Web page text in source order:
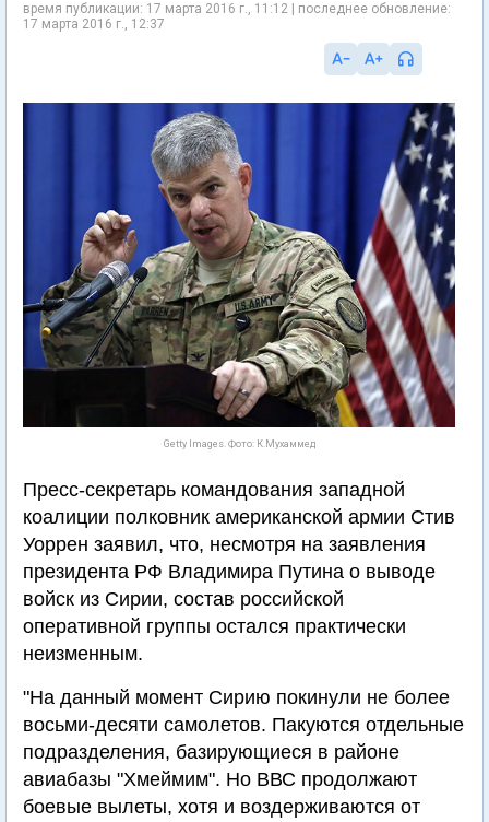
время публикации: 17 марта 2016 г., 11:12 | последнее обновление:
17 марта 2016 г., 12:37
Getty Images. Фото: К.Мухаммед
Пресс-секретарь командования западной
коалиции полковник американской армии Стив
Уоррен заявил, что, несмотря на заявления
президента РФ Владимира Путина о выводе
войск из Сирии, состав российской
оперативной группы остался практически
неизменным.
"На данный момент Сирию покинули не более
восьми-десяти самолетов. Пакуются отдельные
подразделения, базирующиеся в районе
авиабазы "Хмеймим". Но ВВС продолжают
боевые вылеты, хотя и воздерживаются от